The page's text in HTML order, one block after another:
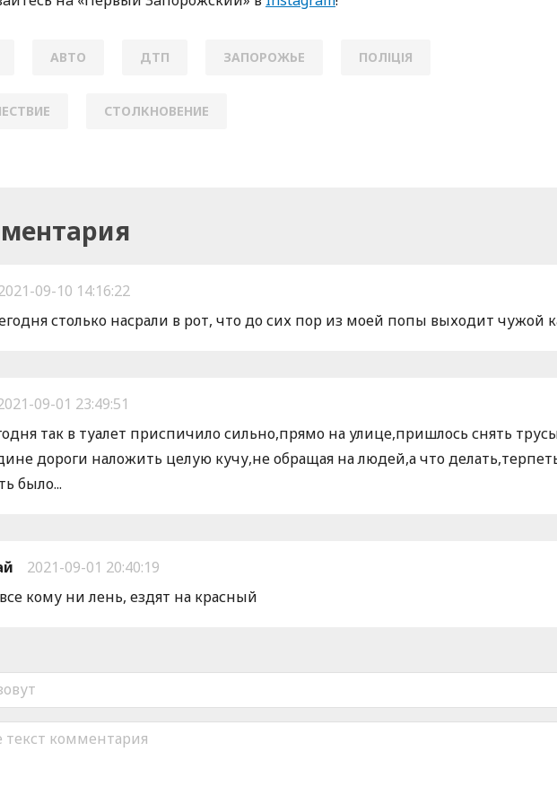
АВТО ДТП ЗАПОРОЖЬЕ ПОЛІЦІЯ
СТОЛКНОВЕНИЕ
09-10 14:16:22
столько насрали в рот, что до сих пор из моей попы выходит чужой
09-01 23:49:51
так в туалет приспичило сильно,прямо на улице,пришлось снять
дороги наложить целую кучу,не обращая на людей,а что
было...
2021-09-01 20:40:19
кому ни лень, ездят на красный